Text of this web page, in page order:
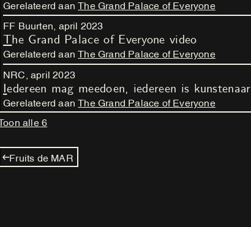
Gerelateerd aanThe Grand Palace of Everyone
FF Buurten, april 2023
The Grand Palace of Everyone video
Gerelateerd aan The Grand Palace of Everyone
NRC, april 2023
Iedereen mag meedoen, iedereen is kunstenaar
Gerelateerd aan The Grand Palace of Everyone
Toon alle 6
Fruits de MAR